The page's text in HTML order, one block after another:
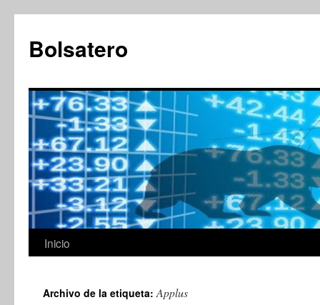
contenido
Bolsatero
Inicio
Archivo de la etiqueta:Applus